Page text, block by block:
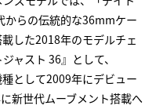
からの伝統的な36mmケー
した2018年のモデルチェ
ャスト 36』として、
として2009年にデビュー
新世代ムーブメント搭載へ